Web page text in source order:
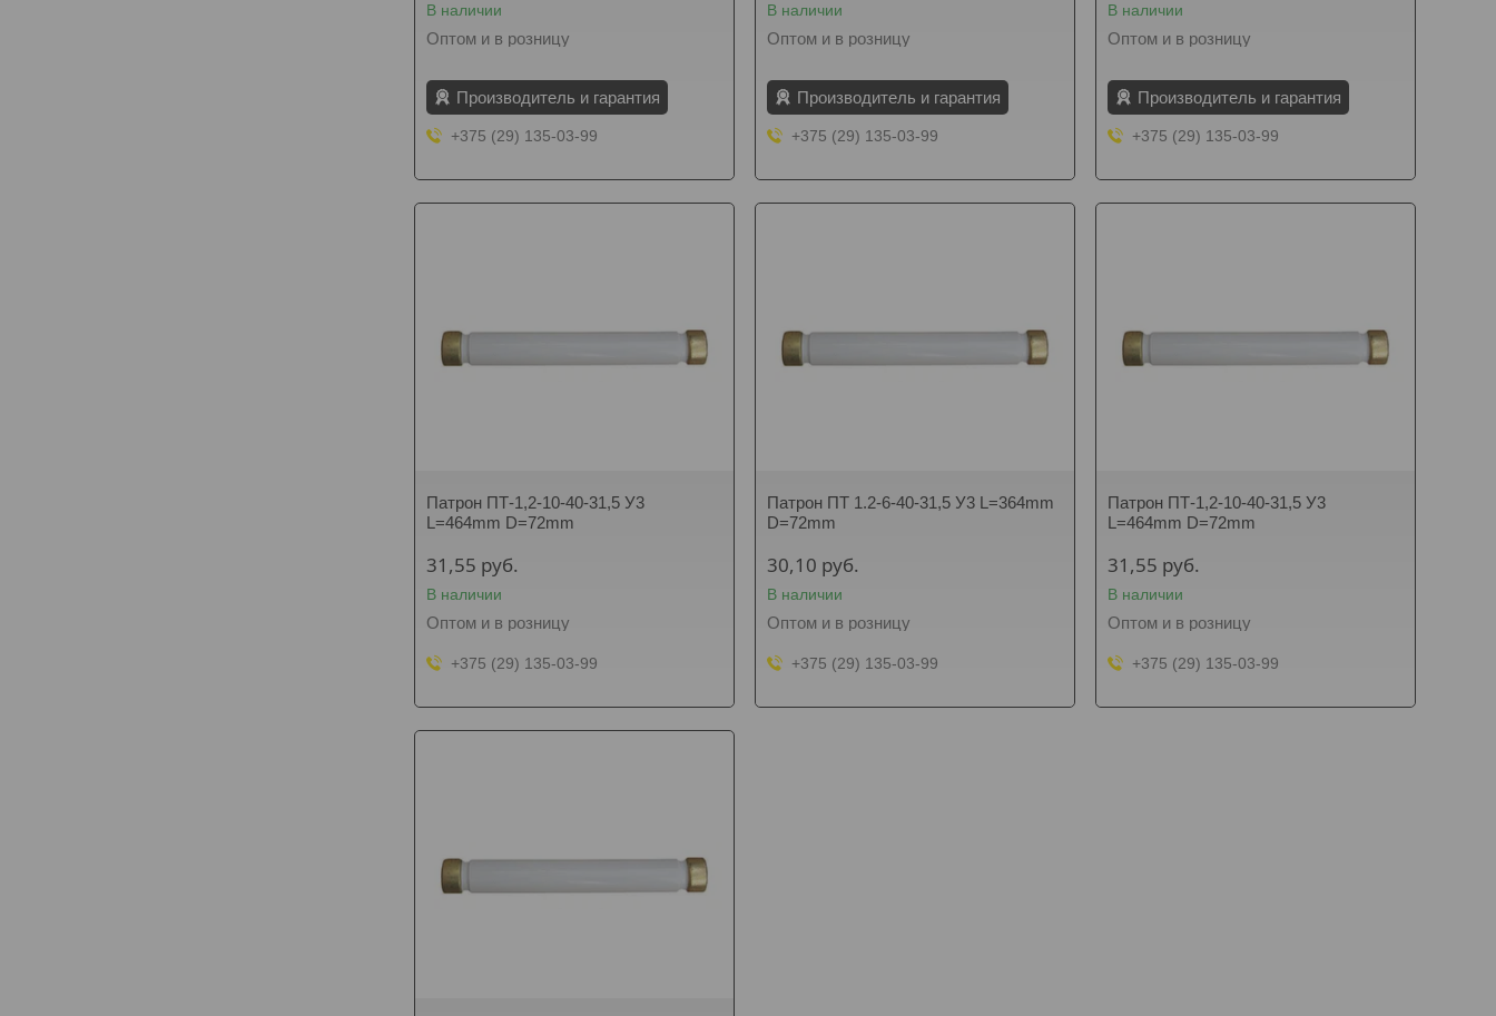
В наличии
Оптом и в розницу
Производитель и гарантия
+375 (29) 135-03-99
В наличии
Оптом и в розницу
Производитель и гарантия
+375 (29) 135-03-99
В наличии
Оптом и в розницу
Производитель и гарантия
+375 (29) 135-03-99
Патрон ПТ-1,2-10-40-31,5 У3
L=464mm D=72mm
31,55 руб.
В наличии
Оптом и в розницу
+375 (29) 135-03-99
Патрон ПТ 1.2-6-40-31,5 У3 L=364mm
D=72mm
30,10 руб.
В наличии
Оптом и в розницу
+375 (29) 135-03-99
Патрон ПТ-1,2-10-40-31,5 У3
L=464mm D=72mm
31,55 руб.
В наличии
Оптом и в розницу
+375 (29) 135-03-99